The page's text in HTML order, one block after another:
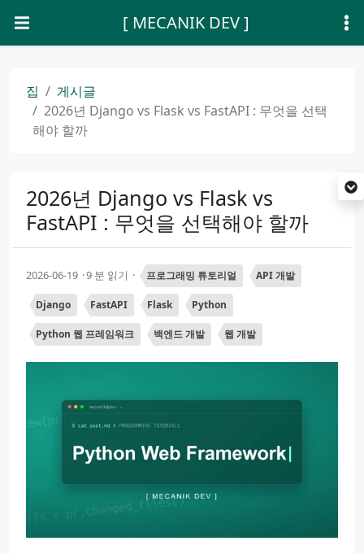
[ MECANIK DEV ]
집
게시글
2026년 Django vs Flask vs FastAPI : 무엇을 선택
해야 할까
2026년 Django vs Flask vs
FastAPI : 무엇을 선택해야 할까
2026-06-19 9 분 읽기 프로그래밍 튜토리얼 API 개발
Django FastAPI Flask Python
Python 웹 프레임워크 백엔드 개발 웹 개발